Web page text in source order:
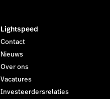
Lightspeed
Contact
Nieuws
Over ons
Vacatures
Investeerdersrelaties